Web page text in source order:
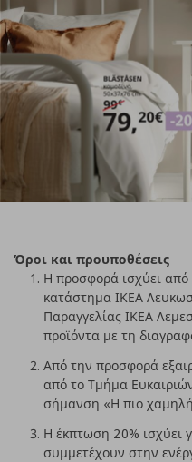
Όροι και προυποθέσεις
Η προσφορά ισχύει από
κατάστημα ΙΚΕΑ
Παραγγελίας ΙΚΕΑ
προϊόντα με τη
Από την προσφορά
από το Τμήμα
σήμανση «Η πιο
Η έκπτωση 20% ισχύει
συμμετέχουν στην